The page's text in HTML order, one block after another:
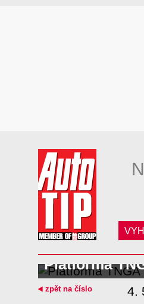
Platforma
4.
zpět na číslo